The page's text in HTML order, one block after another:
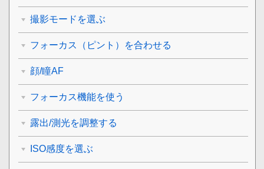
撮影モードを選ぶ
フォーカス（ピント）を合わせる
顔/瞳AF
フォーカス機能を使う
露出/測光を調整する
ISO感度を選ぶ